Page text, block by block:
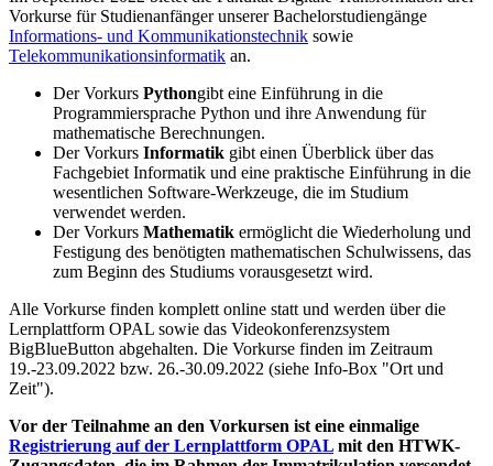
Vorkurse für Studienanfänger unserer Bachelorstudiengänge
Informations- und Kommunikationstechnik sowie
Telekommunikationsinformatik an.
Der Vorkurs Pythongibt eine Einführung in die
Programmiersprache Python und ihre Anwendung für
mathematische Berechnungen.
Der Vorkurs Informatik gibt einen Überblick über das
Fachgebiet Informatik und eine praktische Einführung in die
wesentlichen Software-Werkzeuge, die im Studium
verwendet werden.
Der Vorkurs Mathematik ermöglicht die Wiederholung und
Festigung des benötigten mathematischen Schulwissens, das
zum Beginn des Studiums vorausgesetzt wird.
Alle Vorkurse finden komplett online statt und werden über die
Lernplattform OPAL sowie das Videokonferenzsystem
BigBlueButton abgehalten. Die Vorkurse finden im Zeitraum
19.-23.09.2022 bzw. 26.-30.09.2022 (siehe Info-Box "Ort und
Zeit").
Vor der Teilnahme an den Vorkursen ist eine einmalige
Registrierung auf der Lernplattform OPAL mit den HTWK-